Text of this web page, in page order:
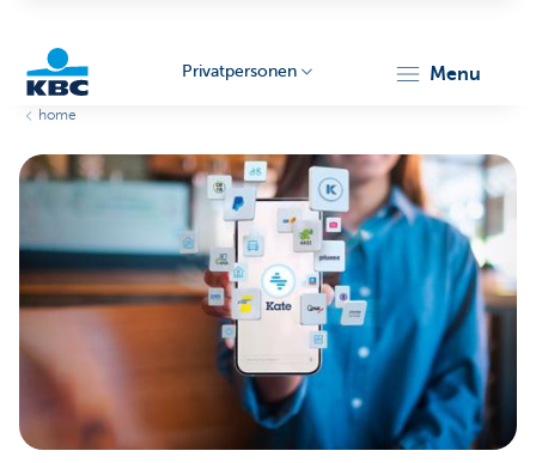
Privatpersonen menu
home